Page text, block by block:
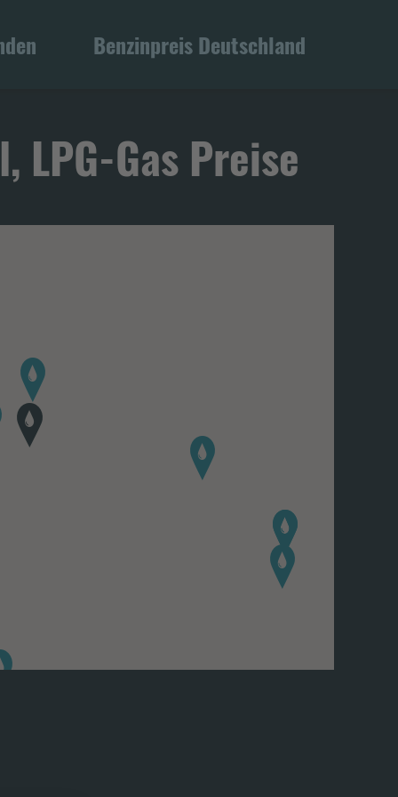
Benzinpreis Deutschland
LPG-Gas Preise